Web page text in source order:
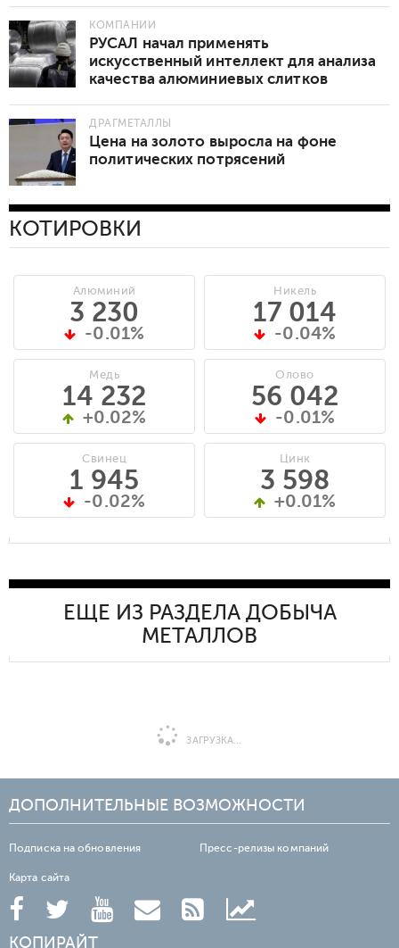
КОМПАНИИ
РУСАЛ начал применять
искусственный интеллект для анализа
качества алюминиевых слитков
ДРАГМЕТАЛЛЫ
Цена на золото выросла на фоне
политических потрясений
КОТИРОВКИ
Алюминий
3 230
-0.01%
Медь
14 232
+0.02%
Свинец
1 945
-0.02%
Никель
17 014
-0.04%
Олово
56 042
-0.01%
Цинк
3 598
+0.01%
ЕЩЕ ИЗ РАЗДЕЛА ДОБЫЧА
МЕТАЛЛОВ
ЗАГРУЗКА...
ДОПОЛНИТЕЛЬНЫЕ ВОЗМОЖНОСТИ
Подписка на обновления Пресс-релизы компаний
Карта сайта
КОПИРАЙТ